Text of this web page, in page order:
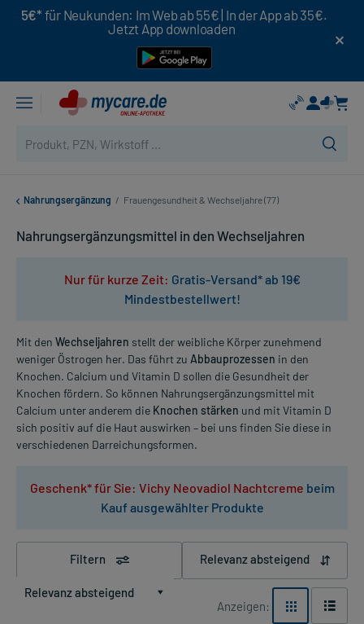
5€* für Neukunden: Im Web ab 55€ | In der App ab 35€.
Jetzt App downloaden
Nahrungsergänzung / Frauengesundheit & Wechseljahre (77)
Nahrungsergänzungsmittel in den Wechseljahren
Nur für kurze Zeit: Gratis-Versand* ab 19€
Mindestbestellwert!
Mit den Wechseljahren stellt der weibliche Körper zunehmend
weniger Östrogen her. Das führt zu Abbauprozessen in den
Knochen. Calcium und Vitamin D sollen die Gesundheit der
Knochen fördern. So können Nahrungsergänzungsmittel mit
Calcium unter anderem die Knochen stärken und mit Vitamin D
sich positiv auf die Haut auswirken – bei uns finden Sie diese in
verschiedenen Darreichungsformen.
Geschenk* für Sie: Vichy Neovadiol Nachtcreme beim
Kauf ausgewählter Produkte
Filtern Relevanz absteigend
Relevanz absteigend
Anzeigen: